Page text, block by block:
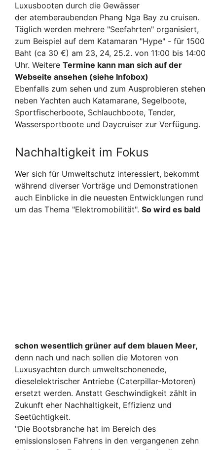
Luxusbooten durch die Gewässer
der atemberaubenden Phang Nga Bay zu cruisen.
Täglich werden mehrere "Seefahrten" organisiert,
zum Beispiel auf dem Katamaran "Hype" - für 1500
Baht (ca 30 €) am 23, 24, 25.2. von 11:00 bis 14:00
Uhr. Weitere Termine kann man sich auf der
Webseite ansehen (siehe Infobox)
Ebenfalls zum sehen und zum Ausprobieren stehen
neben Yachten auch Katamarane, Segelboote,
Sportfischerboote, Schlauchboote, Tender,
Wassersportboote und Daycruiser zur Verfügung.
Nachhaltigkeit im Fokus
Wer sich für Umweltschutz interessiert, bekommt
während diverser Vorträge und Demonstrationen
auch Einblicke in die neuesten Entwicklungen rund
um das Thema "Elektromobilität". So wird es bald
schon wesentlich grüner auf dem blauen Meer,
denn nach und nach sollen die Motoren von
Luxusyachten durch umweltschonenede,
dieselelektrischer Antriebe (Caterpillar-Motoren)
ersetzt werden. Anstatt Geschwindigkeit zählt in
Zukunft eher Nachhaltigkeit, Effizienz und
Seetüchtigkeit.
"Die Bootsbranche hat im Bereich des
emissionslosen Fahrens in den vergangenen zehn